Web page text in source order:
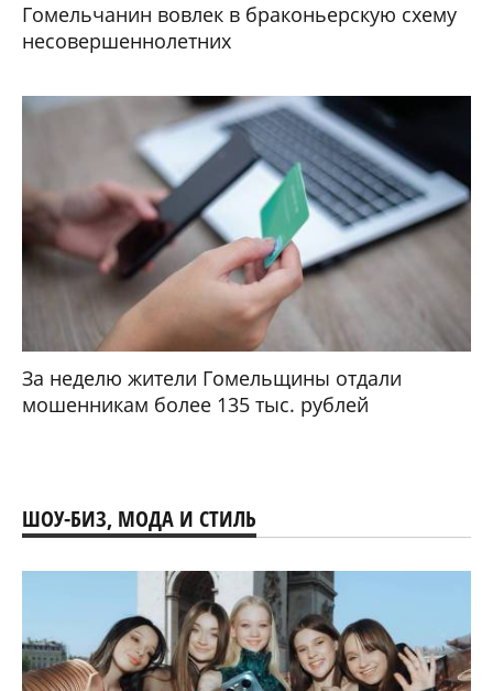
Гомельчанин вовлек в браконьерскую схему
несовершеннолетних
За неделю жители Гомельщины отдали
мошенникам более 135 тыс. рублей
ШОУ-БИЗ, МОДА И СТИЛЬ